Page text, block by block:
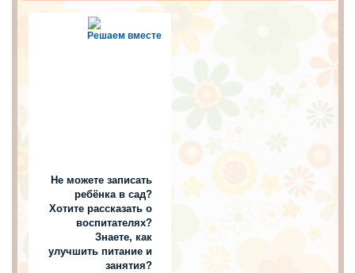
Решаем вместе
Не можете записать
ребёнка в сад?
Хотите рассказать о
воспитателях?
Знаете, как
улучшить питание и
занятия?